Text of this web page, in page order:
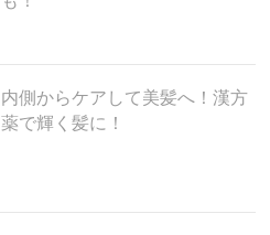
内側からケアして美髪へ！漢方
薬で輝く髪に！